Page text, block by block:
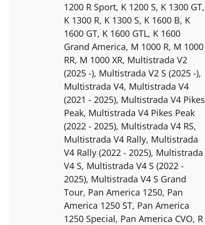
1200 R Sport, K 1200 S, K 1300 GT,
K 1300 R, K 1300 S, K 1600 B, K
1600 GT, K 1600 GTL, K 1600
Grand America, M 1000 R, M 1000
RR, M 1000 XR, Multistrada V2
(2025 -), Multistrada V2 S (2025 -),
Multistrada V4, Multistrada V4
(2021 - 2025), Multistrada V4 Pikes
Peak, Multistrada V4 Pikes Peak
(2022 - 2025), Multistrada V4 RS,
Multistrada V4 Rally, Multistrada
V4 Rally (2022 - 2025), Multistrada
V4 S, Multistrada V4 S (2022 -
2025), Multistrada V4 S Grand
Tour, Pan America 1250, Pan
America 1250 ST, Pan America
1250 Special, Pan America CVO, R